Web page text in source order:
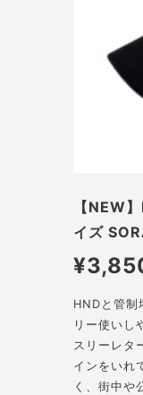
【NEW
イズ
HNDと管制
リー使いし
スリーレタ
インをいれ
く、街中や